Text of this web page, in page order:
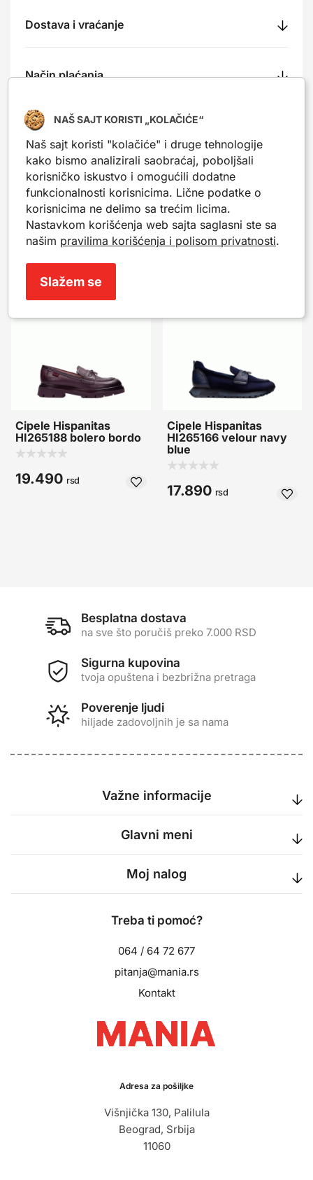
Dostava i vraćanje
Način plaćanja
Recenzije
Nešto slično?
Popularni proizvodi iz iste kategorije. Mogu da ti
posluže kao inspiracija.
Novo
Cipele Hispanitas
HI265188 bolero bordo
19.490 rsd
Cipele Hispanitas
HI265166 velour navy
blue
17.890 rsd
Besplatna dostava
na sve što poručiš preko 7.000 RSD
Sigurna kupovina
tvoja opuštena i bezbrižna pretraga
Poverenje ljudi
hiljade zadovoljnih je sa nama
Važne informacije
Glavni meni
Moj nalog
Treba ti pomoć?
064 / 64 72 677
pitanja@mania.rs
Kontakt
Adresa za pošiljke
Višnjička 130, Palilula
Beograd, Srbija
11060
NAŠ SAJT KORISTI „KOLAČIĆE“
Naš sajt koristi "kolačiće" i druge tehnologije
kako bismo analizirali saobraćaj, poboljšali
korisničko iskustvo i omogućili dodatne
funkcionalnosti korisnicima. Lične podatke o
korisnicima ne delimo sa trećim licima.
Nastavkom korišćenja web sajta saglasni ste sa
našim pravilima korišćenja i polisom privatnosti.
Slažem se